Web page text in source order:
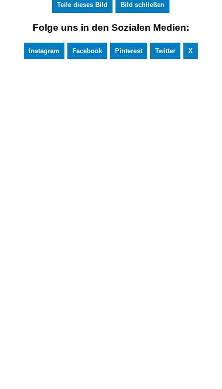
Teile dieses Bild Bild schließen
Folge uns in den Sozialen Medien:
Instagram Facebook Pinterest Twitter X